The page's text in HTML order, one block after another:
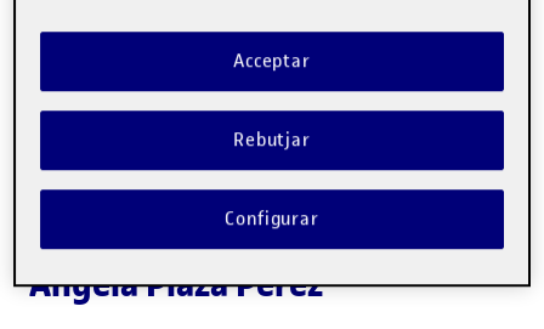
Ángela Plaza Pérez
Rebutjar
Acceptar
Configurar